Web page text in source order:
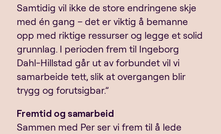
Samtidig vil ikke de store endringene skje
med én gang – det er viktig å bemanne
opp med riktige ressurser og legge et solid
grunnlag. I perioden frem til Ingeborg
Dahl-Hillstad går ut av forbundet vil vi
samarbeide tett, slik at overgangen blir
trygg og forutsigbar.”
Fremtid og samarbeid
Sammen med Per ser vi frem til å lede